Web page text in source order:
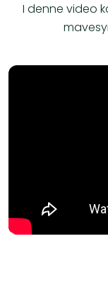
I denne video